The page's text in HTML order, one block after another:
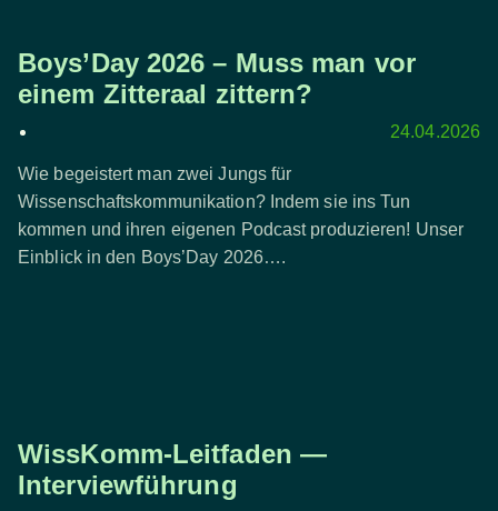
Boys’Day 2026 – Muss man vor
einem Zitteraal zittern?
24.04.2026
Wie begeistert man zwei Jungs für
Wissenschaftskommunikation? Indem sie ins Tun
kommen und ihren eigenen Podcast produzieren! Unser
Einblick in den Boys’Day 2026….
WissKomm-Leitfaden —
Interviewführung